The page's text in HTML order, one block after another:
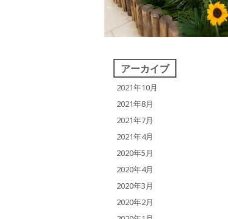
アーカイブ
2021年10月
2021年8月
2021年7月
2021年4月
2020年5月
2020年4月
2020年3月
2020年2月